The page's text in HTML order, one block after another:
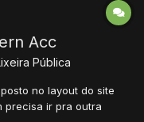
Acc
Pública
no layout do site
precisa ir pra outra